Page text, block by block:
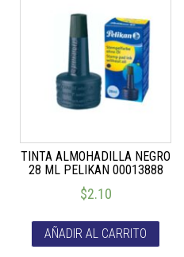
TINTA ALMOHADILLA NEGRO
28 ML PELIKAN 00013888
$2.10
AÑADIR AL CARRITO